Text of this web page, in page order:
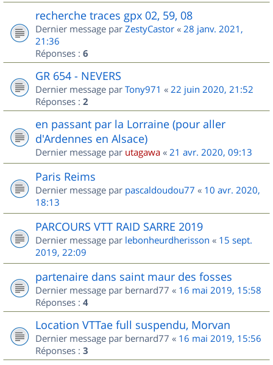
recherche traces gpx 02, 59, 08
Dernier message par ZestyCastor « 28 janv. 2021,
21:36
Réponses : 6
GR 654 - NEVERS
Dernier message par Tony971 « 22 juin 2020, 21:52
Réponses : 2
en passant par la Lorraine (pour aller
d'Ardennes en Alsace)
Dernier message par utagawa « 21 avr. 2020, 09:13
Paris Reims
Dernier message par pascaldoudou77 « 10 avr. 2020,
18:13
PARCOURS VTT RAID SARRE 2019
Dernier message par lebonheurdherisson « 15 sept.
2019, 22:09
partenaire dans saint maur des fosses
Dernier message par bernard77 « 16 mai 2019, 15:58
Réponses : 4
Location VTTae full suspendu, Morvan
Dernier message par bernard77 « 16 mai 2019, 15:56
Réponses : 3